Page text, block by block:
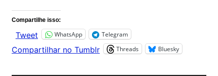
Compartilhe isso:
Tweet WhatsApp Telegram
Compartilhar no Tumblr Threads Bluesky